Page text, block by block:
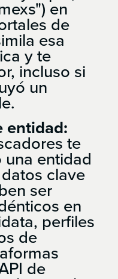
en
de
esa
y te
incluso si
un
entidad:
te
entidad
clave
ser
en
perfiles
de
de